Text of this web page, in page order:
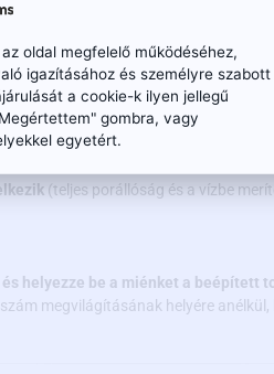
kombinációjával a kamera képes
(teljes porállóság és a vízbe
helyezze be a miénket a beépített
megvilágításának helyére
oldal megfelelő működéséhez,
igazításához és személyre szabott
a cookie-k ilyen jellegű
gombra, vagy
egyetért.